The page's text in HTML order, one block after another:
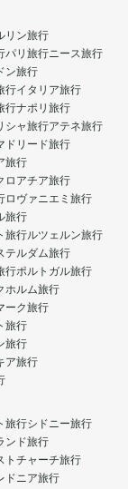
リン旅行
パリ旅行ニース旅行
ン旅行
行イタリア旅行
行ナポリ旅行
シャ旅行アテネ旅行
ドリード旅行
旅行
ロアチア旅行
ロヴァニエミ旅行
旅行
旅行ルツェルン旅行
テルダム旅行
行ポルトガル旅行
ホルム旅行
ーク旅行
旅行
旅行
ア旅行
旅行シドニー旅行
ンド旅行
トチャーチ旅行
ドニア旅行